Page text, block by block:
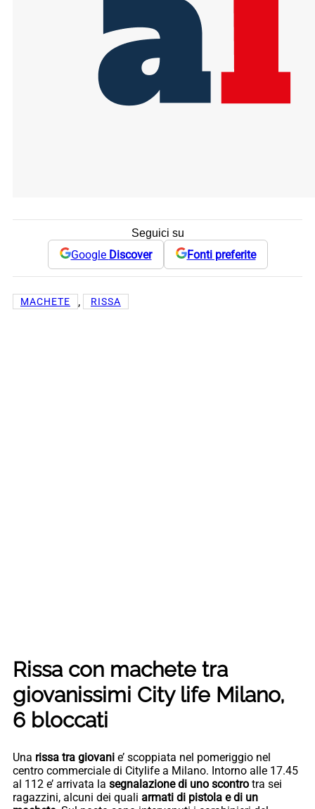
Seguici su
Google Discover Fonti preferite
MACHETE , RISSA
Rissa con machete tra
giovanissimi City life Milano,
6 bloccati
Una rissa tra giovani e’ scoppiata nel pomeriggio nel
centro commerciale di Citylife a Milano. Intorno alle 17.45
al 112 e’ arrivata la segnalazione di uno scontro tra sei
ragazzini, alcuni dei quali armati di pistola e di un